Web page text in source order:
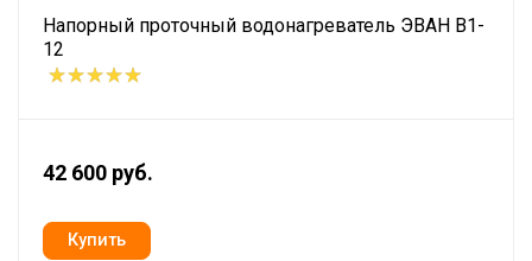
Напорный проточный водонагреватель ЭВАН В1-
12
42 600 руб.